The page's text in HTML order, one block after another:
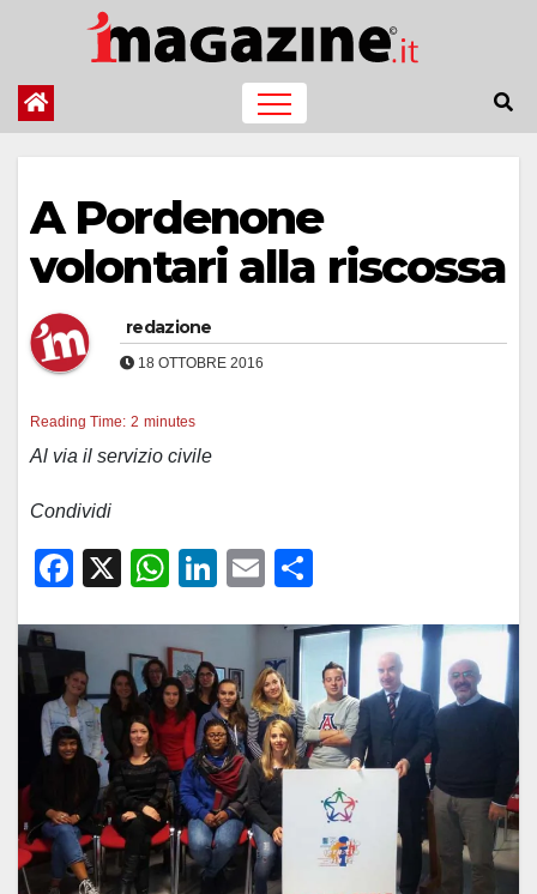
contenuto
A Pordenone
volontari alla riscossa
redazione
18 OTTOBRE 2016
Reading Time: 2 minutes
Al via il servizio civile
Condividi
F
c
e
b
o
k
X
W
at
s
A
p
p
Li
e
dI
n
E
ail n
di
vi
di